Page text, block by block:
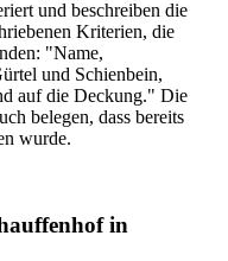
und beschreiben die
Kriterien, die
"Name,
und Schienbein,
auf die Deckung." Die
belegen, dass bereits
wurde.
in